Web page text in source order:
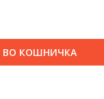
КОШНИЧКА